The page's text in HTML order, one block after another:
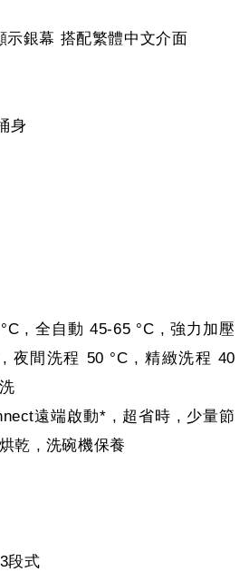
銀幕 搭配繁體中文介面
身
, 全自動 45-65 °C , 強力加壓
夜間洗程 50 °C , 精緻洗程 40
遠端啟動* , 超省時 , 少量節
乾 , 洗碗機保養
段式